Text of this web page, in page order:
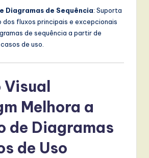
Diagramas de Sequência: Suporta
dos fluxos principais e excepcionais
de sequência a partir de
de uso.
Visual
Melhora a
de Diagramas
de Uso